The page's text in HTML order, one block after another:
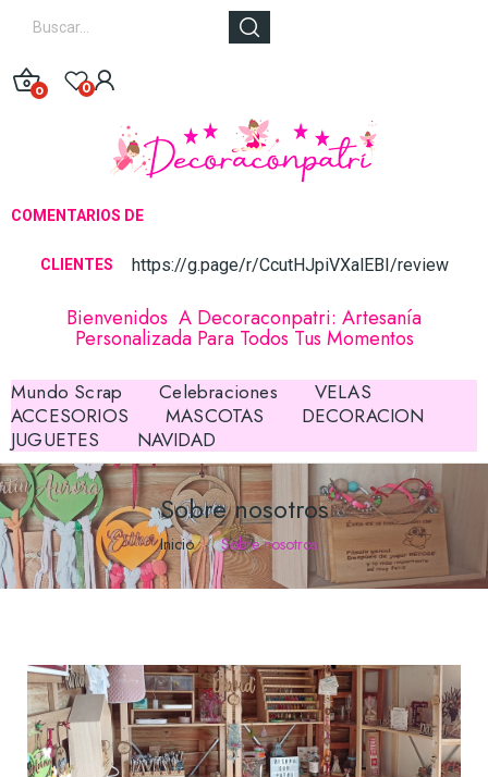
0 0
COMENTARIOS DE
CLIENTES https://g.page/r/CcutHJpiVXalEBI/review
Bienvenidos A Decoraconpatri: Artesanía
Personalizada Para Todos Tus Momentos
Mundo Scrap Celebraciones
VELAS
ACCESORIOS
MASCOTAS
DECORACION
JUGUETES
NAVIDAD
Sobre nosotros
Inicio Sobre nosotros